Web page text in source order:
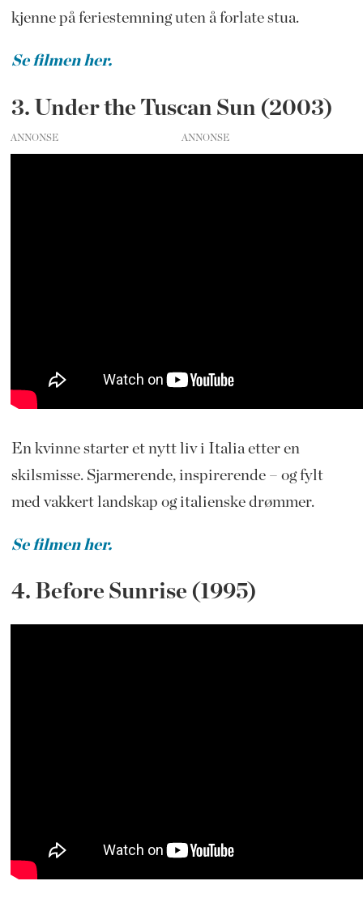
kjenne på feriestemning uten å forlate stua.
Se filmen her.
3. Under the Tuscan Sun (2003)
ANNONSE
En kvinne starter et nytt liv i Italia etter en
skilsmisse. Sjarmerende, inspirerende – og fylt
med vakkert landskap og italienske drømmer.
Se filmen her.
4. Before Sunrise (1995)